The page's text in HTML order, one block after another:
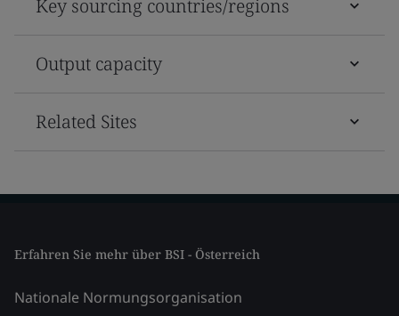
Key sourcing countries/regions
Output capacity
Related Sites
Erfahren Sie mehr über BSI - Österreich
Nationale Normungsorganisation